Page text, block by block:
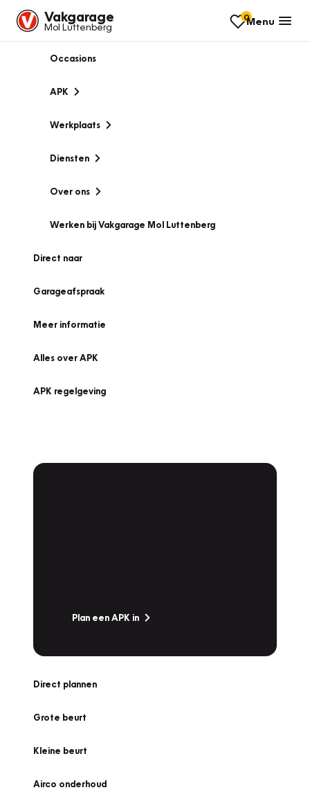
Vakgarage
Mol Luttenberg
0Menu
Occasions
APK
Werkplaats
Diensten
Over ons
Werken bij Vakgarage Mol Luttenberg
Direct naar
Garageafspraak
Meer informatie
Alles over APK
APK regelgeving
Plan een APK in
Direct plannen
Grote beurt
Kleine beurt
Airco onderhoud